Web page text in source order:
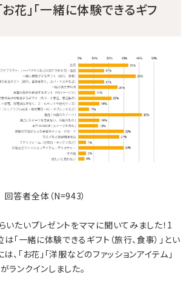
お花」「一緒に体験できるギフ
者全体（N=943）
いたいプレゼントをママに聞いてみました！1
は「一緒に体験できるギフト（旅行、食事）」とい
、「お花」「洋服などのファッションアイテム」
ランクインしました。